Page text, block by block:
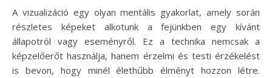
A vizualizáció egy olyan mentális gyakorlat, amely során
részletes képeket alkotunk a fejünkben egy kívánt
állapotról vagy eseményről. Ez a technika nemcsak a
képzelőerőt használja, hanem érzelmi és testi érzékelést
is bevon, hogy minél élethűbb élményt hozzon létre.